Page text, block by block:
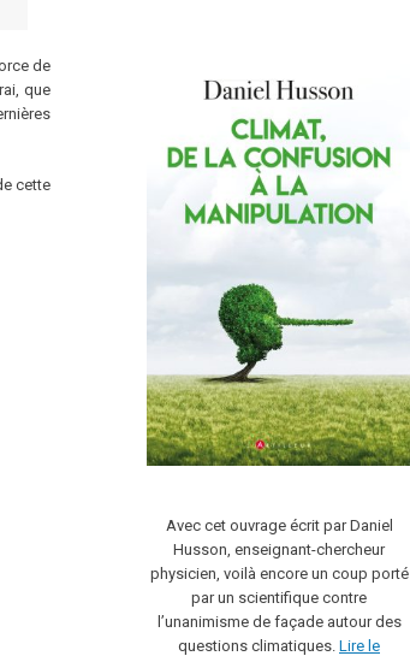
de
que
cette
Avec cet ouvrage écrit par Daniel
Husson, enseignant-chercheur
physicien, voilà encore un coup porté
par un scientifique contre
l’unanimisme de façade autour des
questions climatiques. Lire le